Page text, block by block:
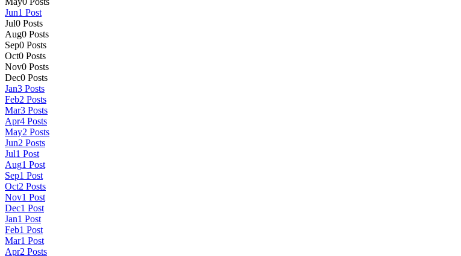
Jun1 Post
Jul0 Posts
Aug0 Posts
Sep0 Posts
Oct0 Posts
Nov0 Posts
Dec0 Posts
Jan3 Posts
Feb2 Posts
Mar3 Posts
Apr4 Posts
May2 Posts
Jun2 Posts
Jul1 Post
Aug1 Post
Sep1 Post
Oct2 Posts
Nov1 Post
Dec1 Post
Jan1 Post
Feb1 Post
Mar1 Post
Apr2 Posts